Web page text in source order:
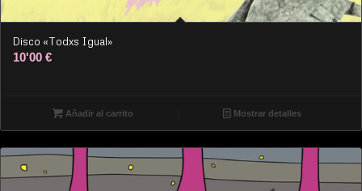
Disco «Todxs Igual»
10'00 €
Añadir al carrito Mostrar detalles